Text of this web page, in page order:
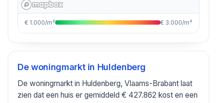
€ 1.000/m² € 3.000/m²
De woningmarkt in Huldenberg
De woningmarkt in Huldenberg, Vlaams-Brabant laat
zien dat een huis er gemiddeld € 427.862 kost en een